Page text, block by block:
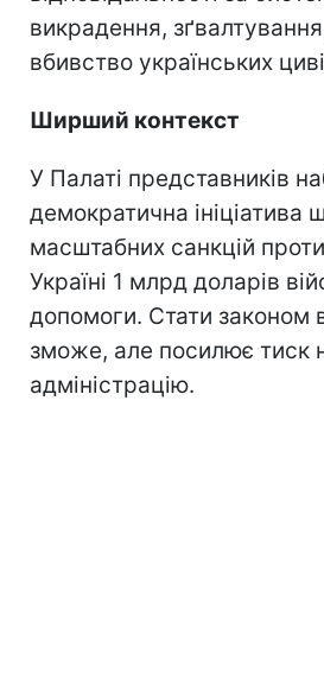
викрадення,
вбивство українських
Ширший контекст
У Палаті представників
демократична ініціатива
масштабних санкцій проти
Україні 1 млрд доларів
допомоги. Стати законом
зможе, але посилює тиск
адміністрацію.